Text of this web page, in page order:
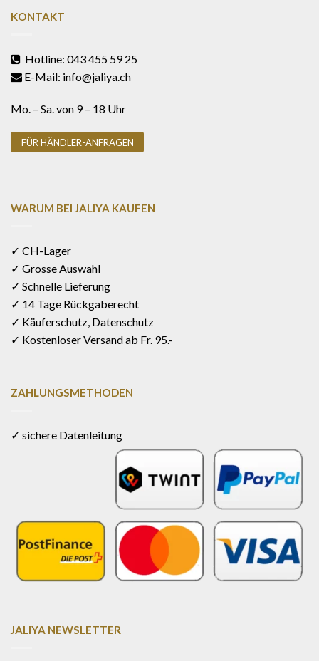
KONTAKT
Hotline: 043 455 59 25
E-Mail: info@jaliya.ch
Mo. – Sa. von 9 – 18 Uhr
FÜR HÄNDLER-ANFRAGEN
WARUM BEI JALIYA KAUFEN
✓ CH-Lager
✓ Grosse Auswahl
✓ Schnelle Lieferung
✓ 14 Tage Rückgaberecht
✓ Käuferschutz, Datenschutz
✓ Kostenloser Versand ab Fr. 95.-
ZAHLUNGSMETHODEN
✓ sichere Datenleitung
JALIYA NEWSLETTER